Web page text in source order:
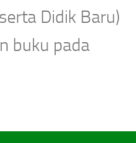
Didik Baru)
buku pada